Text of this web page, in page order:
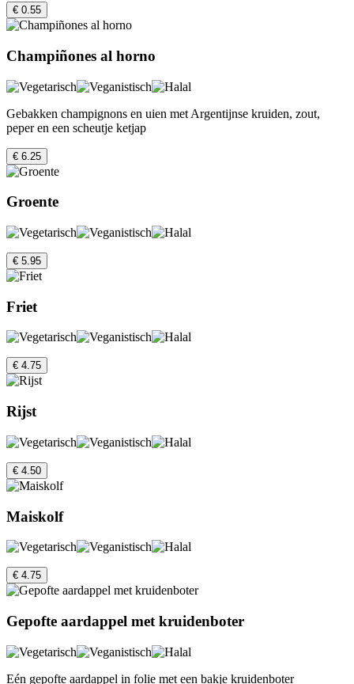
€ 0.55
Champiñones al horno
Gebakken champignons en uien met Argentijnse kruiden, zout,
peper en een scheutje ketjap
€ 6.25
Groente
€ 5.95
Friet
€ 4.75
Rijst
€ 4.50
Maiskolf
€ 4.75
Gepofte aardappel met kruidenboter
Eén gepofte aardappel in folie met een bakje kruidenboter